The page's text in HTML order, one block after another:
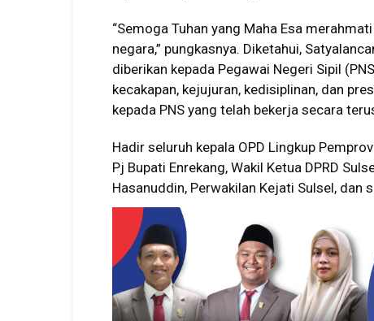
“Semoga Tuhan yang Maha Esa
negara,” pungkasnya. Diketahui,
diberikan kepada Pegawai Negeri Sipil
kecakapan, kejujuran, kedisiplinan, dan
kepada PNS yang telah bekerja secara
Hadir seluruh kepala OPD Lingkup
Pj Bupati Enrekang, Wakil Ketua DPRD
Hasanuddin, Perwakilan Kejati Sulsel, dan